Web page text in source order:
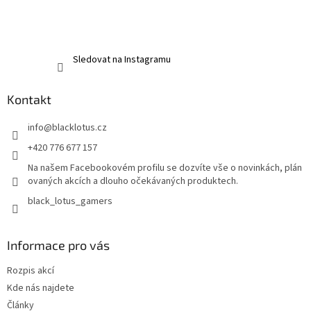
Sledovat na Instagramu
Kontakt
info@blacklotus.cz
+420 776 677 157
Na našem Facebookovém profilu se dozvíte vše o novinkách, plán
ovaných akcích a dlouho očekávaných produktech.
black_lotus_gamers
Informace pro vás
Rozpis akcí
Kde nás najdete
Články